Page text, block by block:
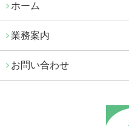
ホーム
業務案内
お問い合わせ